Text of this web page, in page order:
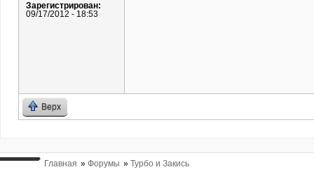
Зарегистрирован:
09/17/2012 - 18:53
Верх
Главная » Форумы » Турбо и Закись